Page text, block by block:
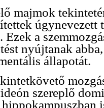
majmok
úgynevezett
a
nyújtanak
állapotát.
szereplő